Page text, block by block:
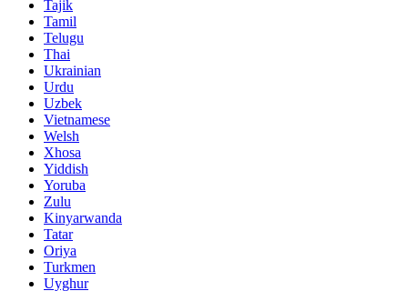
Tajik
Tamil
Telugu
Thai
Ukrainian
Urdu
Uzbek
Vietnamese
Welsh
Xhosa
Yiddish
Yoruba
Zulu
Kinyarwanda
Tatar
Oriya
Turkmen
Uyghur